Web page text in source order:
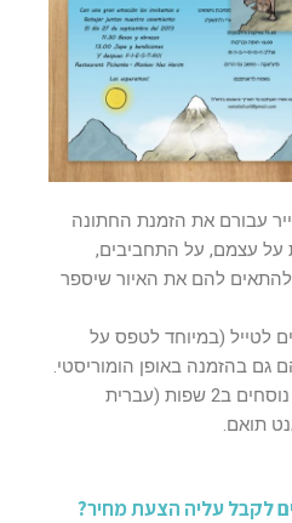
עבורם את הזמנת החתונה
על עצמם, על התחביבים,
להתאים להם את האיור שיספר
לטייל (במיוחד לטפס על
גם בהזמנה באופן הומוריסטי.
היה צורך בהזמנה שמכילה נוסחים ב2 שפות (עברית
תואם.
לקבל עליה הצעת מחיר?